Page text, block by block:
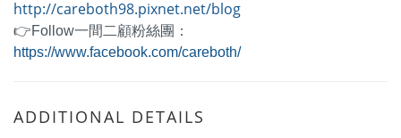
http://careboth98.pixnet.net/blog
👉Follow一間二顧粉絲團：
https://www.facebook.com/careboth/
ADDITIONAL DETAILS